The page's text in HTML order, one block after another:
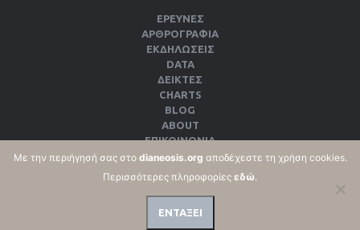
ΕΡΕΥΝΕΣ
ΑΡΘΡΟΓΡΑΦΙΑ
ΕΚΔΗΛΏΣΕΙΣ
DATA
ΔΕΊΚΤΕΣ
CHARTS
BLOG
ABOUT
ΕΠΙΚΟΙΝΩΝΙΑ
ΕΚΔΌΣΕΙΣ
ΌΡΟΙ ΧΡΉΣΗΣ & ΠΟΛΙΤΙΚΉ ΑΠΟΡΡΉΤΟΥ
ΠΟΛΙΤΙΚΉ COOKIES
Με την περιήγησή σας στο dianeosis.org αποδέχεστε τη χρήση cookies.
Περισσότερες πληροφορίες εδώ.
ΕΝΤΑΞΕΙ